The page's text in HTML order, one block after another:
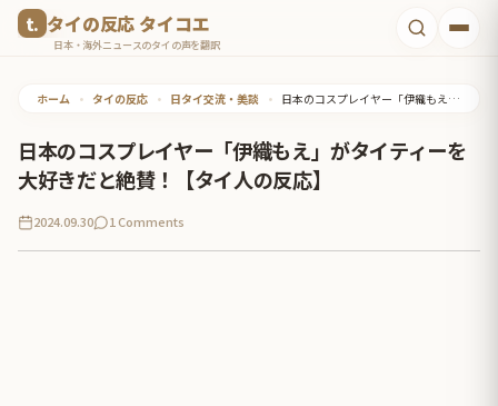
タイの反応 タイコエ
日本・海外ニュースのタイの声を翻訳
ホーム • タイの反応 • 日タイ交流・美談 • 日本のコスプレイヤー「伊織もえ」がタイティーを大好きだと絶賛！【タイ人の反応】
日本のコスプレイヤー「伊織もえ」がタイティーを
大好きだと絶賛！【タイ人の反応】
2024.09.30 1 Comments